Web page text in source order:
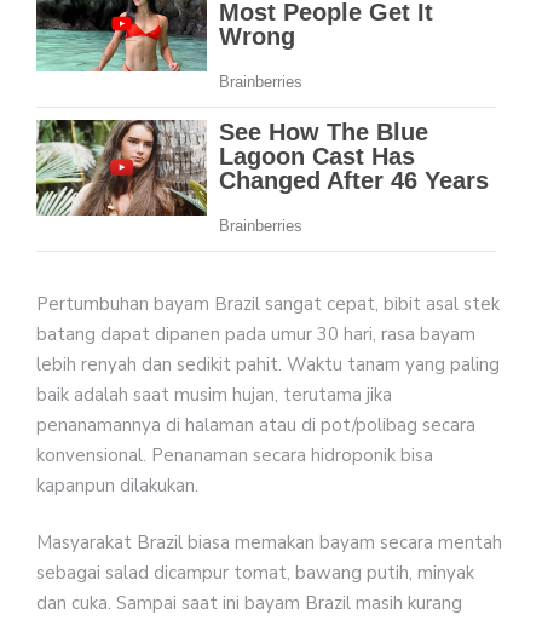
Pertumbuhan bayam Brazil sangat cepat, bibit asal stek
batang dapat dipanen pada umur 30 hari, rasa bayam
lebih renyah dan sedikit pahit. Waktu tanam yang paling
baik adalah saat musim hujan, terutama jika
penanamannya di halaman atau di pot/polibag secara
konvensional. Penanaman secara hidroponik bisa
kapanpun dilakukan.
Masyarakat Brazil biasa memakan bayam secara mentah
sebagai salad dicampur tomat, bawang putih, minyak
dan cuka. Sampai saat ini bayam Brazil masih kurang